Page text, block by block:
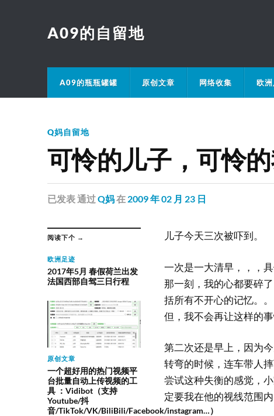
A09的自留地
A09的瓶瓶罐罐 原创文章 网络收集 欧
Q妈自留地
可怜的儿子，可怜
已发表通过Q妈在 2009 年 02 月 23 日
阅读下个 →
欧洲足迹
2017年5月 春假荷兰出发
法国西部自驾三日行程
原创文章
一个超好用的热门视频平
台批量自动上传视频的工
具 ：Vidibot（支持
Youtube/抖
音/TikTok/VK/BiliBili/Facebook/instagram…）
儿子今天三次被吓到。
一次是一大清早，，，
那一刻，我的心都要碎
括所有不开心的记忆。
但，我不会再让这样的
第二次还是早上，因为
转弯的时候，连车带人
尝试这种失衡的感觉，
定要我在他的视线范围